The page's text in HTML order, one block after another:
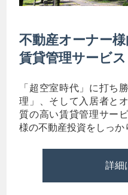
不動産オーナー様
賃貸管理サービス
「超空室時代」に打ち
理」、そして入居者と
質の高い賃貸管理サー
様の不動産投資をしっか
詳細